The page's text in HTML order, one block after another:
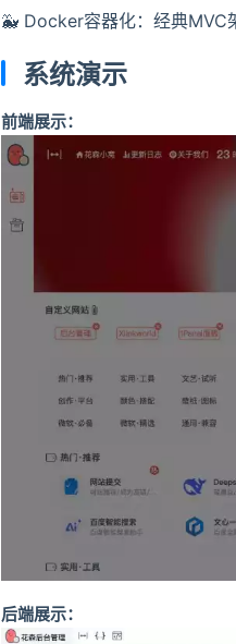
🐳 Docker容器化：经典MVC
系统演示
前端展示：
后端展示：